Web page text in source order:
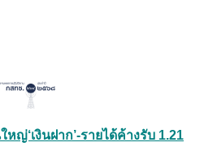
หญ่‘เงินฝาก’-รายได้ค้างรับ 1.21